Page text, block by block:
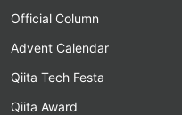
Official Column
Advent Calendar
Qiita Tech Festa
Qiita Award